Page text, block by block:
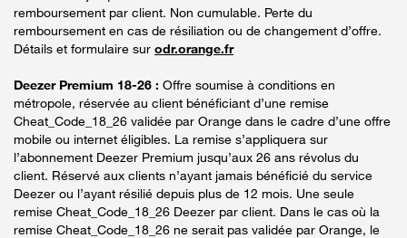
remboursement par client. Non cumulable. Perte du
remboursement en cas de résiliation ou de changement d’offre.
Détails et formulaire sur odr.orange.fr
Deezer Premium 18-26 : Offre soumise à conditions en
métropole, réservée au client bénéficiant d’une remise
Cheat_Code_18_26 validée par Orange dans le cadre d’une offre
mobile ou internet éligibles. La remise s’appliquera sur
l’abonnement Deezer Premium jusqu’aux 26 ans révolus du
client. Réservé aux clients n’ayant jamais bénéficié du service
Deezer ou l’ayant résilié depuis plus de 12 mois. Une seule
remise Cheat_Code_18_26 Deezer par client. Dans le cas où la
remise Cheat_Code_18_26 ne serait pas validée par Orange, le